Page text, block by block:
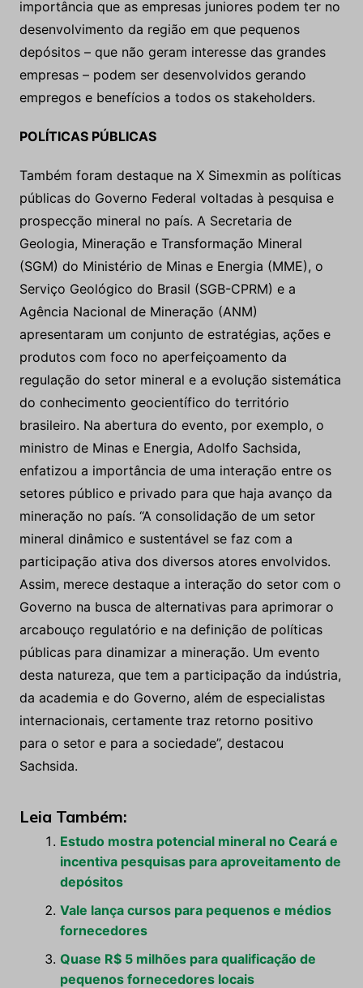
importância que as empresas juniores podem ter no
desenvolvimento da região em que pequenos
depósitos – que não geram interesse das grandes
empresas – podem ser desenvolvidos gerando
empregos e benefícios a todos os stakeholders.
POLÍTICAS PÚBLICAS
Também foram destaque na X Simexmin as políticas
públicas do Governo Federal voltadas à pesquisa e
prospecção mineral no país. A Secretaria de
Geologia, Mineração e Transformação Mineral
(SGM) do Ministério de Minas e Energia (MME), o
Serviço Geológico do Brasil (SGB-CPRM) e a
Agência Nacional de Mineração (ANM)
apresentaram um conjunto de estratégias, ações e
produtos com foco no aperfeiçoamento da
regulação do setor mineral e a evolução sistemática
do conhecimento geocientífico do território
brasileiro. Na abertura do evento, por exemplo, o
ministro de Minas e Energia, Adolfo Sachsida,
enfatizou a importância de uma interação entre os
setores público e privado para que haja avanço da
mineração no país. “A consolidação de um setor
mineral dinâmico e sustentável se faz com a
participação ativa dos diversos atores envolvidos.
Assim, merece destaque a interação do setor com o
Governo na busca de alternativas para aprimorar o
arcabouço regulatório e na definição de políticas
públicas para dinamizar a mineração. Um evento
desta natureza, que tem a participação da indústria,
da academia e do Governo, além de especialistas
internacionais, certamente traz retorno positivo
para o setor e para a sociedade”, destacou
Sachsida.
Leia Também:
Estudo mostra potencial mineral no Ceará e
incentiva pesquisas para aproveitamento de
depósitos
Vale lança cursos para pequenos e médios
fornecedores
Quase R$ 5 milhões para qualificação de
pequenos fornecedores locais